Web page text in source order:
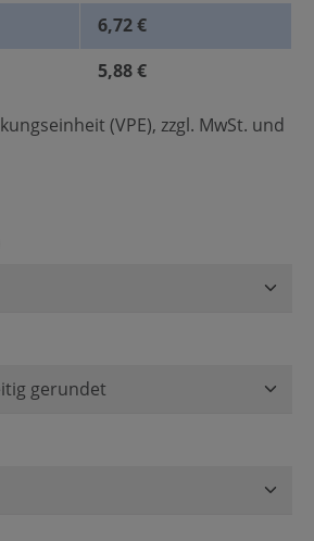
6,72 €
5,88 €
(VPE), zzgl. MwSt. und
auswählen